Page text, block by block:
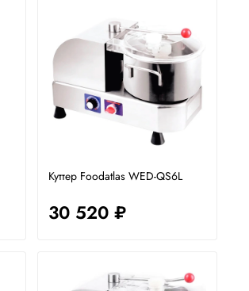
Куттер Foodatlas WED-QS6L
30 520 ₽